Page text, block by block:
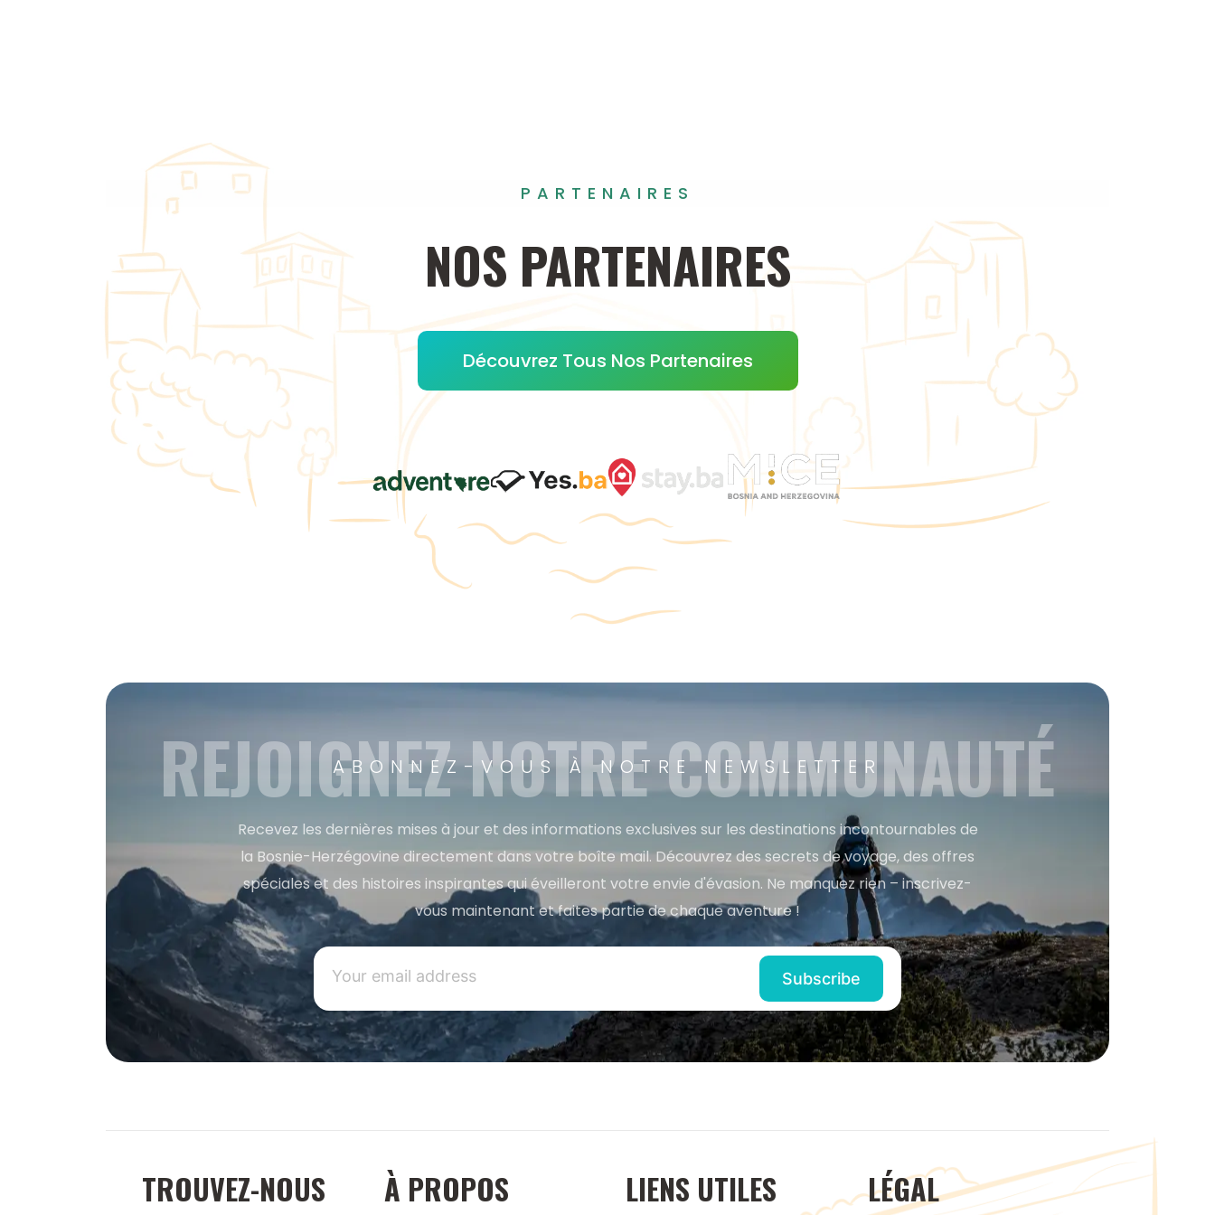
PARTENAIRES
NOS PARTENAIRES
Découvrez Tous Nos Partenaires
ABONNEZ-VOUS À NOTRE NEWSLETTER
REJOIGNEZ NOTRE COMMUNAUTÉ
Recevez les dernières mises à jour et des informations exclusives sur les destinations incontournables de
la Bosnie-Herzégovine directement dans votre boîte mail. Découvrez des secrets de voyage, des offres
spéciales et des histoires inspirantes qui éveilleront votre envie d'évasion. Ne manquez rien – inscrivez-
vous maintenant et faites partie de chaque aventure !
TROUVEZ-NOUS À PROPOS LIENS UTILES LÉGAL